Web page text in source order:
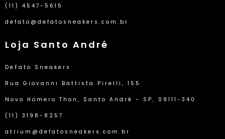
(11) 4547-5615
defato@defatosneakers.com.br
Loja Santo André
DeFato Sneakers
Rua Giovanni Battista Pirelli, 155
Novo Homero Thon, Santo André - SP, 09111-340
(11) 3198-8257
atrium@defatosneakers.com.br